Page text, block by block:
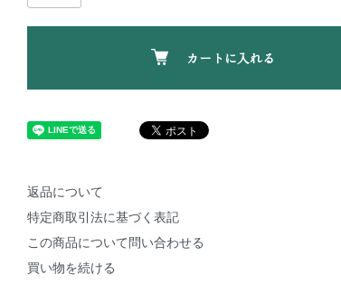
カートに入れる
返品について
特定商取引法に基づく表記
この商品について問い合わせる
買い物を続ける